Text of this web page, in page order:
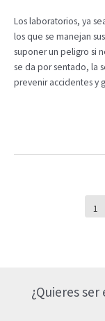
Los laboratorios, ya
los que se manejan
suponer un peligro si
se da por sentado, la
prevenir accidentes y
1
¿Quieres